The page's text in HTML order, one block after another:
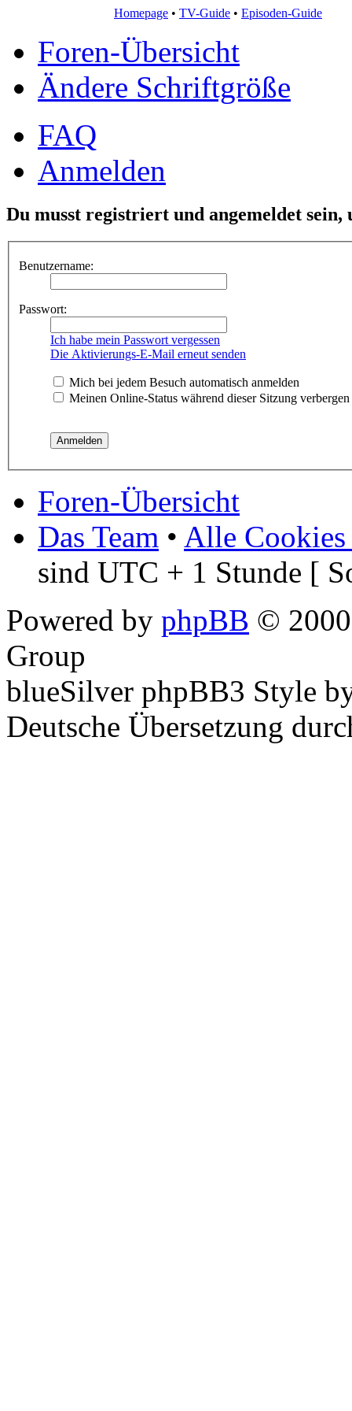
Homepage • TV-Guide • Episoden-Guide
Foren-Übersicht
Ändere Schriftgröße
FAQ
Anmelden
Du musst registriert und angemeldet
Benutzername:
Passwort:
Ich habe mein Passwort vergessen
Die Aktivierungs-E-Mail erneut senden
Mich bei jedem Besuch automatisch anmelden
Meinen Online-Status während dieser Sitzung verbergen
Foren-Übersicht
Das Team • Alle Cookies
sind UTC + 1 Stunde [
Powered by phpBB ©
Group
blueSilver phpBB3 Style
Deutsche Übersetzung